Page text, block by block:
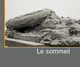
Le sommeil